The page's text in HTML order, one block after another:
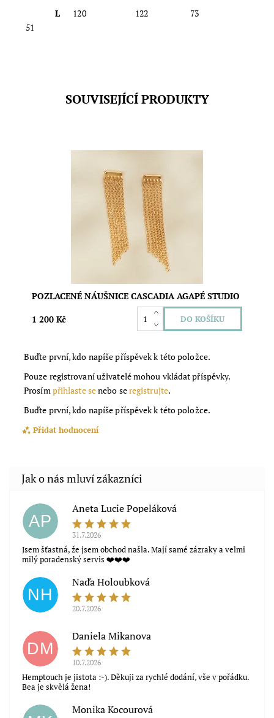
L120 122 73
51
SOUVISEJÍCÍ PRODUKTY
Nádherné designové náušnice napodobují plynulost a
půvab Zephyrianských vodopádů. Jsou eticky vyrobené
ve Francii z antialergického materiálu. Šířka: 1 cm
Skladem
Agapée
POZLACENÉ NÁUŠNICE CASCADIA AGAPÉ STUDIO
1 200 Kč
Buďte první, kdo napíše příspěvek k této položce.
Pouze registrovaní uživatelé mohou vkládat příspěvky.
Prosímpřihlaste senebo seregistrujte.
Buďte první, kdo napíše příspěvek k této položce.
Přidat hodnocení
AP
Aneta Lucie Popeláková
31.7.2026
Jsem šťastná, že jsem obchod našla. Mají samé zázraky a velmi
milý poradenský servis ❤️❤️❤️
NH
Naďa Holoubková
20.7.2026
DM
Daniela Mikanova
10.7.2026
Hemptouch je jistota :-). Děkuji za rychlé dodání, vše v pořádku.
Bea je skvělá žena!
Monika Kocourová